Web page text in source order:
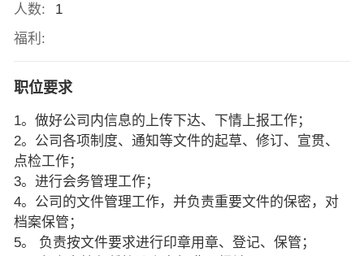
人数:
1
福利:
职位要求
1。做好公司内信息的上传下达、下情上报工作；
2。公司各项制度、通知等文件的起草、修订、宣贯、
点检工作；
3。进行会务管理工作；
4。公司的文件管理工作，并负责重要文件的保密，对
档案保管；
5。 负责按文件要求进行印章用章、登记、保管；